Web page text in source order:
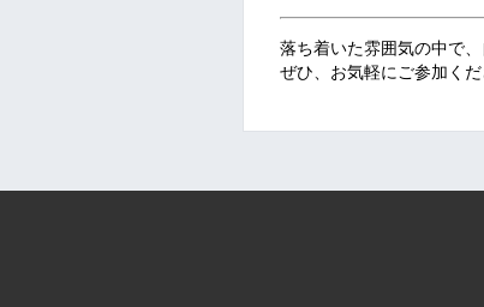
落ち着いた雰囲気の中で
ぜひ、お気軽にご参加くだ